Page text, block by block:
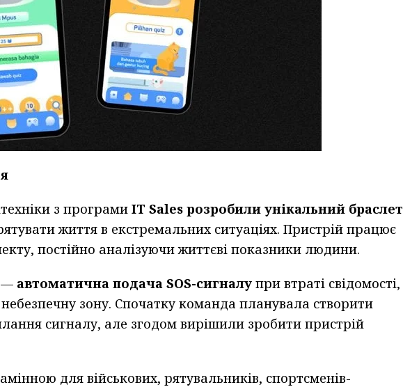
з програми IT Sales розробили унікальний браслет
життя в екстремальних ситуаціях. Пристрій працює
постійно аналізуючи життєві показники людини.
— автоматична подача SOS-сигналу при втраті свідомості,
зону. Спочатку команда планувала створити
сигналу, але згодом вирішили зробити пристрій
для військових, рятувальників, спортсменів-